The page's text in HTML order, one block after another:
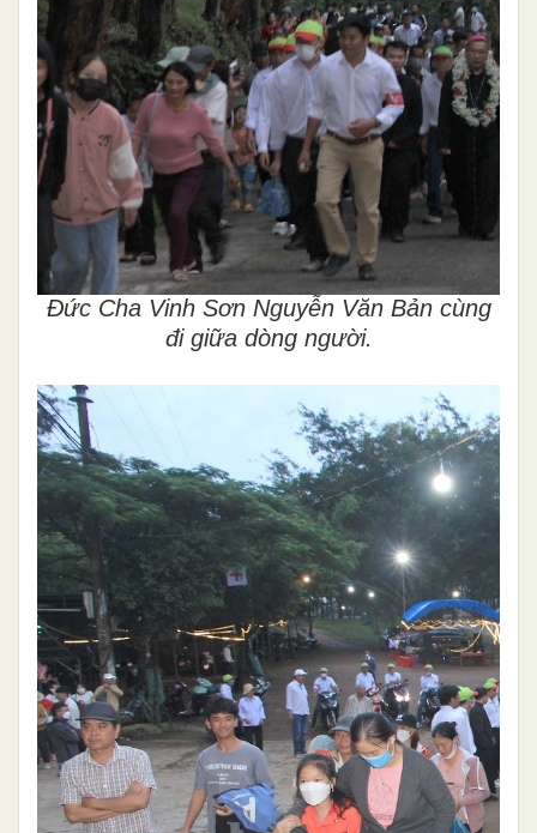
Đức Cha Vinh Sơn Nguyễn Văn Bản cùng
đi giữa dòng người.